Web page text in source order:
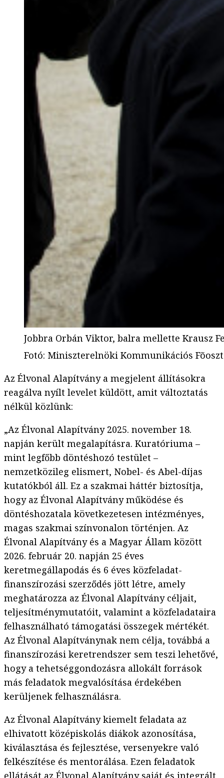
Jobbra Orbán Viktor, balra mellette Krausz
Fotó: Miniszterelnöki Kommunikációs
Az Élvonal Alapítvány a megjelent állításokra
reagálva nyílt levelet küldött, amit változtatás
nélkül közlünk:
„Az Élvonal Alapítvány 2025. november 18.
napján került megalapításra. Kuratóriuma –
mint legfőbb döntéshozó testület –
nemzetközileg elismert, Nobel- és Abel-díjas
kutatókból áll. Ez a szakmai háttér biztosítja,
hogy az Élvonal Alapítvány működése és
döntéshozatala következetesen intézményes,
magas szakmai színvonalon történjen. Az
Élvonal Alapítvány és a Magyar Állam között
2026. február 20. napján 25 éves
keretmegállapodás és 6 éves közfeladat-
finanszírozási szerződés jött létre, amely
meghatározza az Élvonal Alapítvány céljait,
teljesítménymutatóit, valamint a közfeladataira
felhasználható támogatási összegek mértékét.
Az Élvonal Alapítványnak nem célja, továbbá a
finanszírozási keretrendszer sem teszi lehetővé,
hogy a tehetséggondozásra allokált források
más feladatok megvalósítása érdekében
kerüljenek felhasználásra.
Az Élvonal Alapítvány kiemelt feladata az
elhivatott középiskolás diákok azonosítása,
kiválasztása és fejlesztése, versenyekre való
felkészítése és mentorálása. Ezen feladatok
ellátását az Élvonal Alapítvány saját és integrált